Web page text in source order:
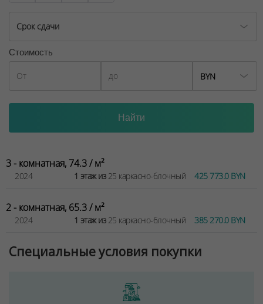
Срок сдачи
Стоимость
BYN
3 - комнатная, 74.3 / м²
2024 1 этаж из25 каркасно-блочный 425 773.0 BYN
2 - комнатная, 65.3 / м²
2024 1 этаж из25 каркасно-блочный 385 270.0 BYN
Специальные условия покупки